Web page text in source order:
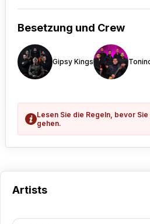
Besetzung und Crew
Gipsy Kings
Lesen Sie die Regeln, bevor
gehen.
Artists